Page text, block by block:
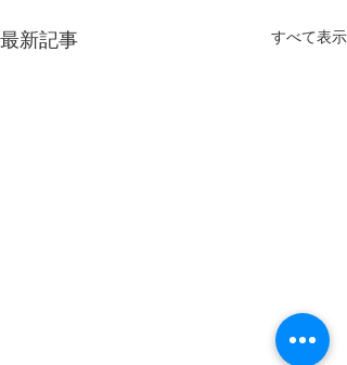
最新記事 すべて表示